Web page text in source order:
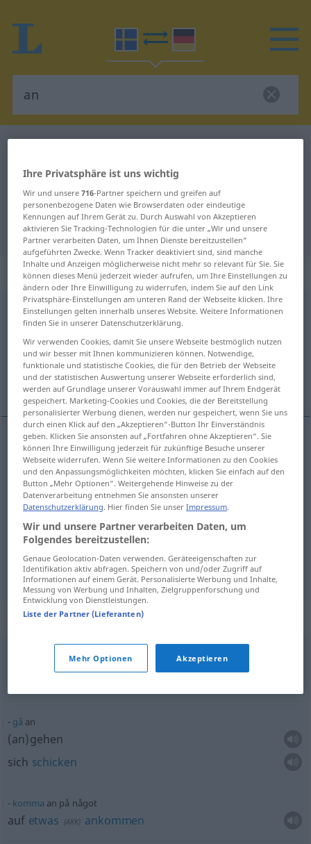
Schwedisch-Deutsch Übersetzung
für "an"
"an" Deutsch Übersetzung
„an“: Adverb, Umstandswort
[an]adv
Übersicht aller Übersetzungen
(Für mehr Details die Übersetzung anklicken/antippen)
das ist nicht in Ordnung... hin und her...
Beispiele
detgår(inte) an
das ist (nicht) inOrdnung
av och an
hinundher, auf undab
Beispielsätze für "an"
an på någon
gå an
(an)gehen
sich schicken
komma an på något
auf etwas (AKK) ankommen
Ihre Privatsphäre ist uns wichtig
Wir und unsere716-Partner speichern und greifen auf
personenbezogene Daten wie Browserdaten oder eindeutige
Kennungen auf Ihrem Gerät zu. Durch Auswahl von Akzeptieren
aktivieren Sie Tracking-Technologien für die unter „Wir und unsere
Partner verarbeiten Daten, um Ihnen Dienste bereitzustellen“
aufgeführten Zwecke. Wenn Tracker deaktiviert sind, sind manche
Inhalte und Anzeigen möglicherweise nicht mehr so relevant für Sie. Sie
können dieses Menü jederzeit wieder aufrufen, um Ihre Einstellungen zu
ändern oder Ihre Einwilligung zu widerrufen, indem Sie auf den Link
Privatsphäre-Einstellungen am unteren Rand der Webseite klicken. Ihre
Einstellungen gelten innerhalb unseres Website. Weitere Informationen
finden Sie in unserer Datenschutzerklärung.
Wir verwenden Cookies, damit Sie unsere Webseite bestmöglich nutzen
und wir besser mit Ihnen kommunizieren können. Notwendige,
funktionale und statistische Cookies, die für den Betrieb der Webseite
und der statistischen Auswertung unserer Webseite erforderlich sind,
werden auf Grundlage unserer Vorauswahl immer auf Ihrem Endgerät
gespeichert. Marketing-Cookies und Cookies, die der Bereitstellung
personalisierter Werbung dienen, werden nur gespeichert, wenn Sie uns
durch einen Klick auf den „Akzeptieren“-Button Ihr Einverständnis
geben. Klicken Sie ansonsten auf „Fortfahren ohne Akzeptieren“. Sie
können Ihre Einwilligung jederzeit für zukünftige Besuche unserer
Webseite widerrufen. Wenn Sie weitere Informationen zu den Cookies
und den Anpassungsmöglichkeiten möchten, klicken Sie einfach auf den
Button „Mehr Optionen“. Weitergehende Hinweise zu der
Datenverarbeitung entnehmen Sie ansonsten unserer
Datenschutzerklärung. Hier finden Sie unserImpressum.
Wir und unsere Partner verarbeiten Daten, um
Folgendes bereitzustellen:
Genaue Geolocation-Daten verwenden. Geräteeigenschaften zur
Identifikation aktiv abfragen. Speichern von und/oder Zugriff auf
Informationen auf einem Gerät. Personalisierte Werbung und Inhalte,
Messung von Werbung und Inhalten, Zielgruppenforschung und
Entwicklung von Dienstleistungen.
Liste der Partner (Lieferanten)
Mehr Optionen Akzeptieren